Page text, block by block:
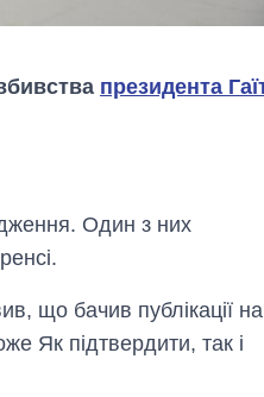
президента
Один з них
що бачив публікації на
Як підтвердити, так і